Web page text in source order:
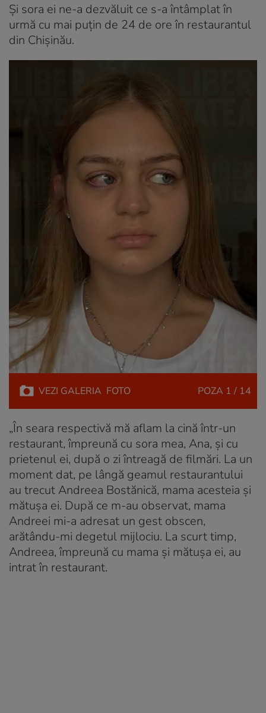
Și sora ei ne-a dezvăluit ce s-a întâmplat în
urmă cu mai puțin de 24 de ore în restaurantul
din Chișinău.
VEZI GALERIA FOTO POZA 1 / 14
„În seara respectivă mă aflam la cină într-un
restaurant, împreună cu sora mea, Ana, și cu
prietenul ei, după o zi întreagă de filmări. La un
moment dat, pe lângă geamul restaurantului
au trecut Andreea Bostănică, mama acesteia și
mătușa ei. După ce m-au observat, mama
Andreei mi-a adresat un gest obscen,
arătându-mi degetul mijlociu. La scurt timp,
Andreea, împreună cu mama și mătușa ei, au
intrat în restaurant.